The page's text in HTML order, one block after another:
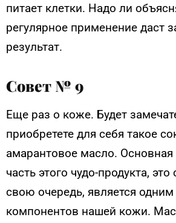
питает клетки. Надо ли
регулярное применение даст
результат.
Совет № 9
Еще раз о коже. Будет
приобретете для себя такое
амарантовое масло.
часть этого чудо-продукта,
свою очередь, является
компонентов нашей кожи.